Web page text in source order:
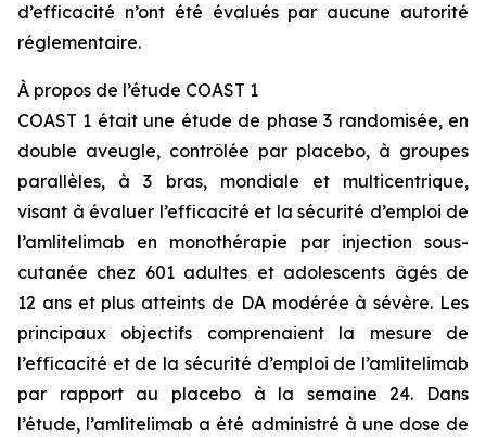
d’efficacité n’ont été évalués par aucune autorité
réglementaire.
À propos de l’étude COAST 1
COAST 1 était une étude de phase 3 randomisée, en
double aveugle, contrôlée par placebo, à groupes
parallèles, à 3 bras, mondiale et multicentrique,
visant à évaluer l’efficacité et la sécurité d’emploi de
l’amlitelimab en monothérapie par injection sous-
cutanée chez 601 adultes et adolescents âgés de
12 ans et plus atteints de DA modérée à sévère. Les
principaux objectifs comprenaient la mesure de
l’efficacité et de la sécurité d’emploi de l’amlitelimab
par rapport au placebo à la semaine 24. Dans
l’étude, l’amlitelimab a été administré à une dose de